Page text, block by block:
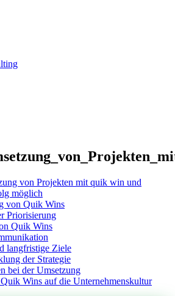
von Projekten mit quik win und
möglich
von Quik Wins
Priorisierung
Quik Wins
langfristige Ziele
der Strategie
bei der Umsetzung
Wins auf die Unternehmenskultur